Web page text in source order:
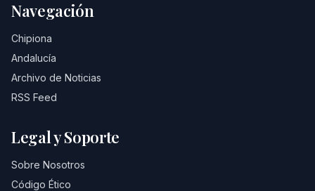
Navegación
Chipiona
Andalucía
Archivo de Noticias
RSS Feed
Legal y Soporte
Sobre Nosotros
Código Ético